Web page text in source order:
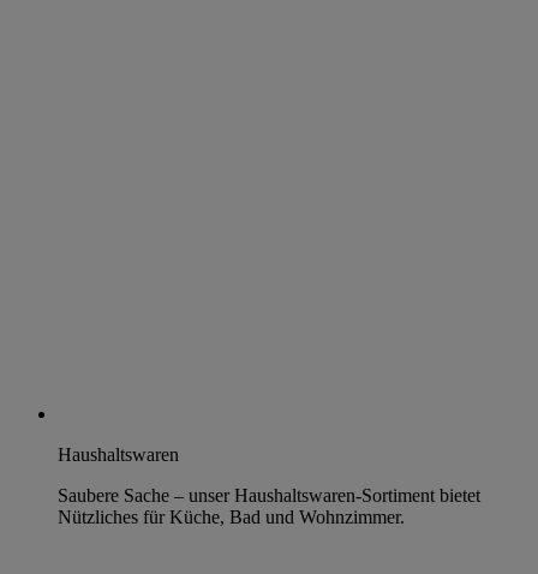
Haushaltswaren
Saubere Sache – unser Haushaltswaren-Sortiment bietet
Nützliches für Küche, Bad und Wohnzimmer.